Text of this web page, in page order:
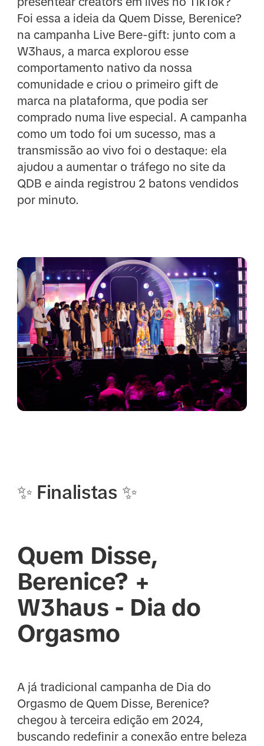
Foi essa a ideia da Quem Disse, Berenice?
na campanha Live Bere-gift: junto com a
W3haus, a marca explorou esse
comportamento nativo da nossa
comunidade e criou o primeiro gift de
marca na plataforma, que podia ser
comprado numa live especial. A campanha
como um todo foi um sucesso, mas a
transmissão ao vivo foi o destaque: ela
ajudou a aumentar o tráfego no site da
QDB e ainda registrou 2 batons vendidos
por minuto.
✨ Finalistas ✨
Quem Disse,
Berenice? +
W3haus - Dia do
Orgasmo
A já tradicional campanha de Dia do
Orgasmo de Quem Disse, Berenice?
chegou à terceira edição em 2024,
buscando redefinir a conexão entre beleza